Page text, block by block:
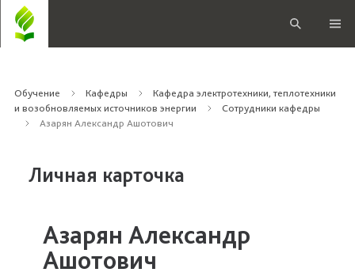
Обучение Кафедры
Кафедра электротехники, теплотехники
и возобновляемых источников энергии
Сотрудники кафедры
Азарян Александр Ашотович
Личная карточка
Азарян Александр
Ашотович